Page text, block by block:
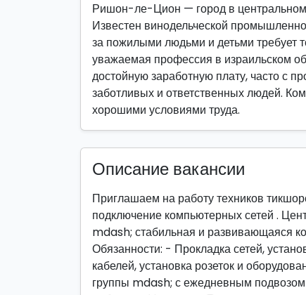
Ришон-ле-Цион — город в центральном
Известен винодельческой
за пожилыми людьми и детьми требует
уважаемая профессия в израильском
достойную заработную плату, часто с
заботливых и ответственных людей.
хорошими условиями труда.
Описание вакансии
Приглашаем на работу техников
подключение компьютерных сетей .
mdash; стабильная и развивающаяся
Обязанности: - Прокладка сетей,
кабелей, установка розеток и
группы mdash; с ежедневным